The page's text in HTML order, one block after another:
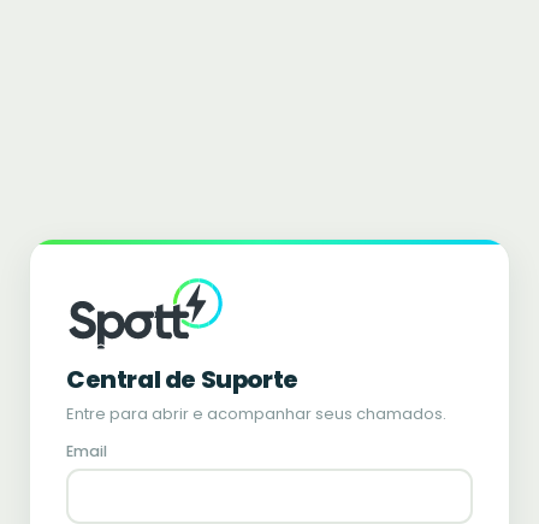
Central de Suporte
Entre para abrir e acompanhar seus chamados.
Email